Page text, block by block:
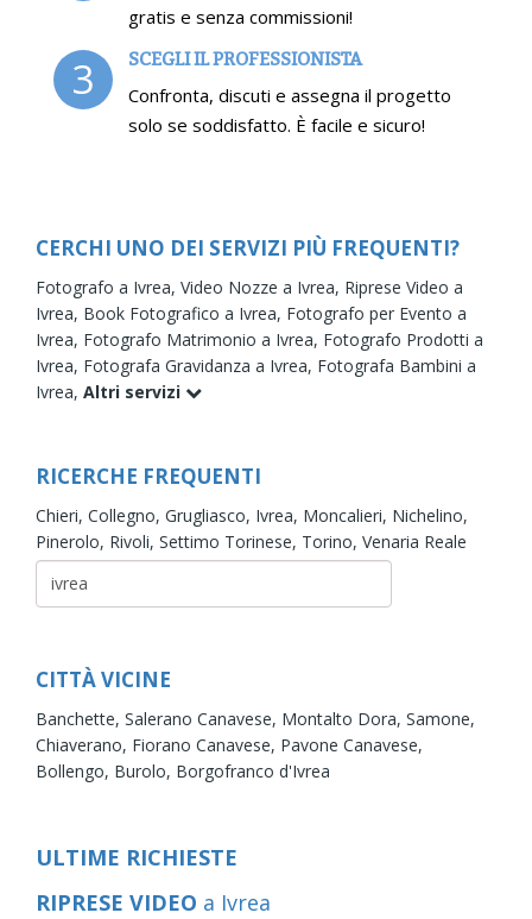
gratis e senza commissioni!
3 SCEGLI IL PROFESSIONISTA
Confronta, discuti e assegna il progetto
solo se soddisfatto. È facile e sicuro!
CERCHI UNO DEI SERVIZI PIÙ FREQUENTI?
Fotografo a Ivrea, Video Nozze a Ivrea, Riprese Video a
Ivrea, Book Fotografico a Ivrea, Fotografo per Evento a
Ivrea, Fotografo Matrimonio a Ivrea, Fotografo Prodotti a
Ivrea, Fotografa Gravidanza a Ivrea, Fotografa Bambini a
Ivrea, Altri servizi
RICERCHE FREQUENTI
Chieri, Collegno, Grugliasco, Ivrea, Moncalieri, Nichelino,
Pinerolo, Rivoli, Settimo Torinese, Torino, Venaria Reale
CITTÀ VICINE
Banchette, Salerano Canavese, Montalto Dora, Samone,
Chiaverano, Fiorano Canavese, Pavone Canavese,
Bollengo, Burolo, Borgofranco d'Ivrea
ULTIME RICHIESTE
RIPRESE VIDEO a Ivrea